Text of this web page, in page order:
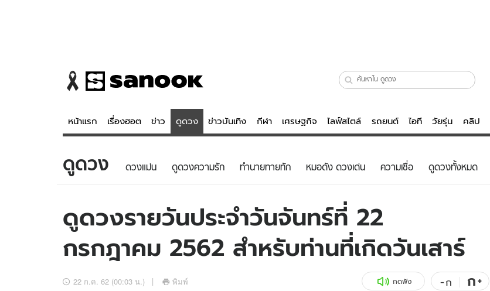
หน้าแรก เรื่องฮอต ข่าว ดูดวง ข่าวบันเทิง กีฬา เศรษฐกิจ ไลฟ์สไตล์ รถยนต์ ไอที วัยรุ่น คลิป
ข่าว
ข่าวบันเทิง
ข่าวกีฬา
ข่าวเศรษฐกิจ
อัปเดตจีน
ดูดวง - ตรวจหวย
สถิติหวยไทย
หวยลาว
ไลฟ์สไตล์
ผู้ชาย
วัยรุ่น
ไอที
สุขภาพ
ดูทีวี
ดูดวง ดวงแม่น ดูดวงความรัก ทํานายทายทัก หมอดัง ดวงเด่น ความเชื่อ ดูดวงทั้งหมด
ดูดวงรายวันประจำวันจันทร์ที่ 22
กรกฎาคม 2562 สำหรับท่านที่เกิดวันเสาร์
22 ก.ค. 62 (00:03 น.) พิมพ์ กดฟัง -ก ก+